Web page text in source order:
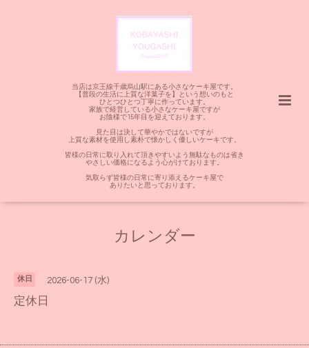
当店は京王線千歳烏山駅にある小さなケーキ屋です。
【普段の生活に上質な洋菓子を】という想いのもと
ひとつひとつ丁寧に作っています。
家族で経営している小さなケーキ屋ですが
お陰様で15年目を迎えております。
見た目は決して華やかではないですが
上質な素材を使用し素朴で懐かしく優しいケーキです。
皆様の日常に取り入れて頂きやすいよう無駄なものは省き
やさしい価格になるよう心がけております。
気取らず皆様の日常に寄り添えるケーキ屋で
ありたいと思っております。
カレンダー
休日 2026-06-17 (水)
定休日